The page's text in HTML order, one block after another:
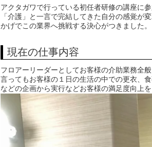
アクタガワで行っている初任者研修の講座に
「介護」と一言で完結してきた自分の感覚が
かげでこの業界へ挑戦する決心がつきました。
現在の仕事内容
フロアーリーダーとしてお客様の介助業務全
言ってもお客様の１日の生活の中での更衣、
などの企画から実行などお客様の満足度向上